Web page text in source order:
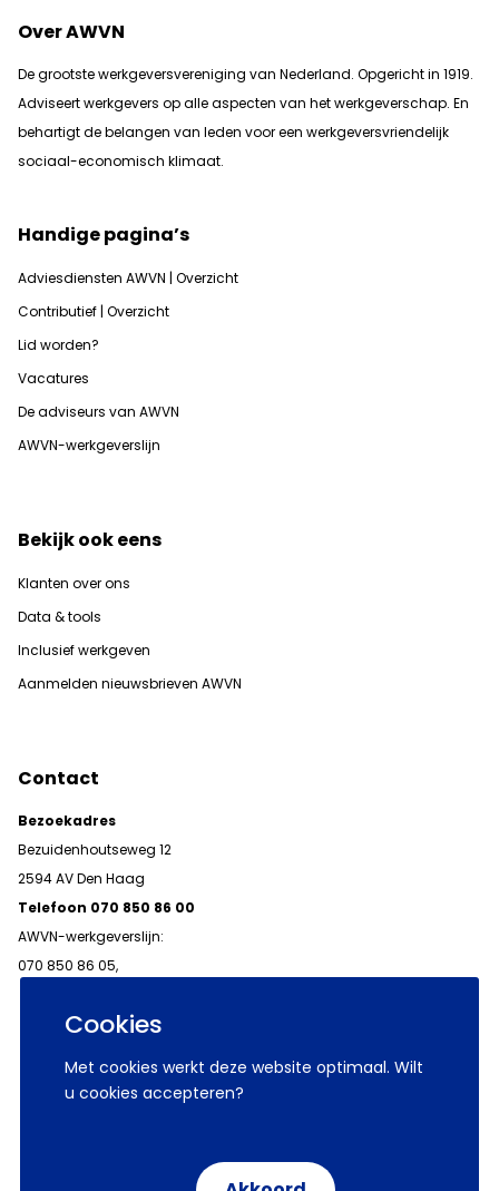
Cookies
Met cookies werkt deze website optimaal. Wilt
u cookies accepteren?
Over AWVN
De grootste werkgeversvereniging van Nederland. Opgericht in 1919.
Adviseert werkgevers op alle aspecten van het werkgeverschap. En
behartigt de belangen van leden voor een werkgeversvriendelijk
sociaal-economisch klimaat.
Handige pagina’s
Adviesdiensten AWVN | Overzicht
Contributief | Overzicht
Lid worden?
Vacatures
De adviseurs van AWVN
AWVN-werkgeverslijn
Bekijk ook eens
Klanten over ons
Data & tools
Inclusief werkgeven
Aanmelden nieuwsbrieven AWVN
Contact
Bezoekadres
Bezuidenhoutseweg 12
2594 AV Den Haag
Telefoon 070 850 86 00
AWVN-werkgeverslijn:
070 850 86 05,
© 2026 AWVN